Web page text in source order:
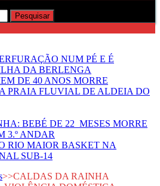
NUM PÉ E É
DA BERLENGA
DE 40 ANOS MORRE
PRAIA FLUVIAL DE ALDEIA DO
BEBÉ DE 22 MESES MORRE
3.º ANDAR
RIO MAIOR BASKET NA
SUB-14
>>CALDAS DA RAINHA